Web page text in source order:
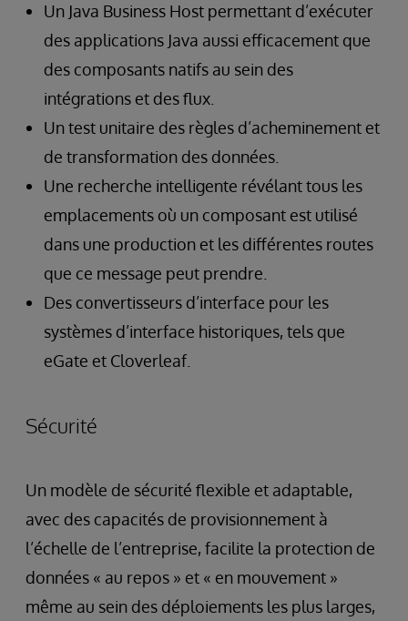
Un Java Business Host permettant d’exécuter
des applications Java aussi efficacement que
des composants natifs au sein des
intégrations et des flux.
Un test unitaire des règles d’acheminement et
de transformation des données.
Une recherche intelligente révélant tous les
emplacements où un composant est utilisé
dans une production et les différentes routes
que ce message peut prendre.
Des convertisseurs d’interface pour les
systèmes d’interface historiques, tels que
eGate et Cloverleaf.
Sécurité
Un modèle de sécurité flexible et adaptable,
avec des capacités de provisionnement à
l’échelle de l’entreprise, facilite la protection de
données « au repos » et « en mouvement »
même au sein des déploiements les plus larges,